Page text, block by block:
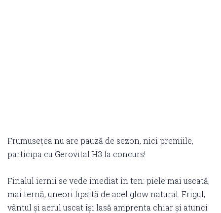
Frumusețea nu are pauză de sezon, nici premiile,
participa cu Gerovital H3 la concurs!
Finalul iernii se vede imediat în ten: piele mai uscată,
mai ternă, uneori lipsită de acel glow natural. Frigul,
vântul și aerul uscat își lasă amprenta chiar și atunci